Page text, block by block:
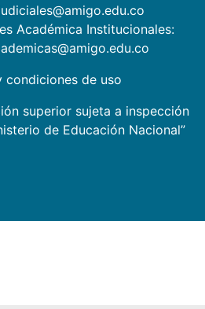
Académica Institucionales:
condiciones de uso
superior sujeta a inspección
de Educación Nacional”